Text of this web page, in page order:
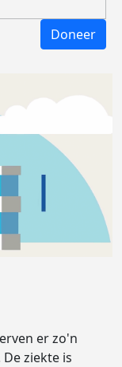
Doneer
er zo'n
ziekte is